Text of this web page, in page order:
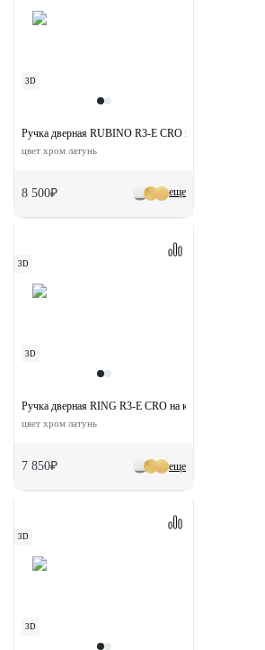
3D
еще
Ручка дверная RUBINO R3-E CRO на круглой розетке
цвет хром латунь
8 500₽
3D
3D
еще
Ручка дверная RING R3-E CRO на круглой розетке
цвет хром латунь
7 850₽
3D
3D